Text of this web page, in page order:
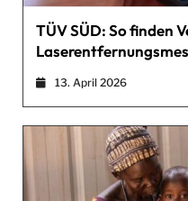
TÜV SÜD: So finden
13. April 2026